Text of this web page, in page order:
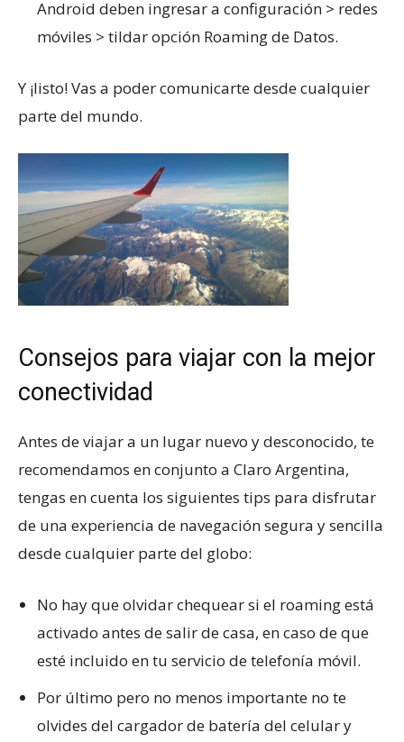
Android deben ingresar a configuración > redes
móviles > tildar opción Roaming de Datos.
Y ¡listo! Vas a poder comunicarte desde cualquier
parte del mundo.
Consejos para viajar con la mejor
conectividad
Antes de viajar a un lugar nuevo y desconocido, te
recomendamos en conjunto a Claro Argentina,
tengas en cuenta los siguientes tips para disfrutar
de una experiencia de navegación segura y sencilla
desde cualquier parte del globo:
No hay que olvidar chequear si el roaming está
activado antes de salir de casa, en caso de que
esté incluido en tu servicio de telefonía móvil.
Por último pero no menos importante no te
olvides del cargador de batería del celular y